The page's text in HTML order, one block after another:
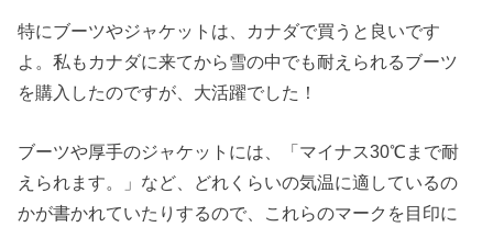
特にブーツやジャケットは、カナダで買うと良いです
よ。私もカナダに来てから雪の中でも耐えられるブーツ
を購入したのですが、大活躍でした！
ブーツや厚手のジャケットには、「マイナス30℃まで耐
えられます。」など、どれくらいの気温に適しているの
かが書かれていたりするので、これらのマークを目印に